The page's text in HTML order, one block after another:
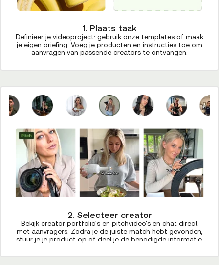
1. Plaats taak
Definieer je videoproject: gebruik onze templates of maak
je eigen briefing. Voeg je producten en instructies toe om
aanvragen van passende creators te ontvangen.
2. Selecteer creator
Bekijk creator portfolio's en pitchvideo's en chat direct
met aanvragers. Zodra je de juiste match hebt gevonden,
stuur je je product op of deel je de benodigde informatie.